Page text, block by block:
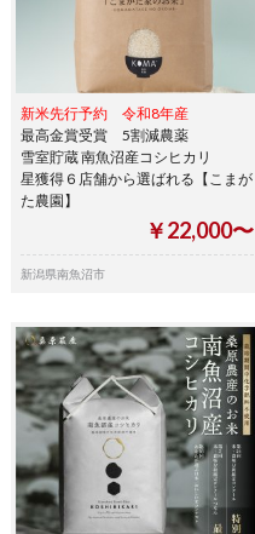
新米先行予約 令和8年産
最高金賞受賞 5割減農薬
雪室貯蔵 南魚沼産コシヒカリ
星獲得６店舗から選ばれる【こまが
た農園】
￥22,000〜
新潟県南魚沼市